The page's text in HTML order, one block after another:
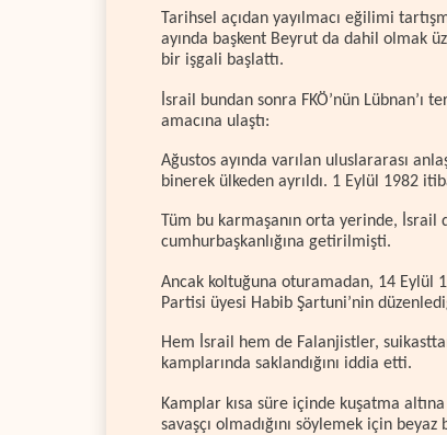
Tarihsel açıdan yayılmacı eğilimi
ayında başkent Beyrut da dahil olmak
bir işgali başlattı.
İsrail bundan sonra FKÖ’nün
amacına ulaştı:
Ağustos ayında varılan uluslararası
binerek ülkeden ayrıldı. 1 Eylül 1982
Tüm bu karmaşanın orta yerinde,
cumhurbaşkanlığına getirilmişti.
Ancak koltuğuna oturamadan, 14 Eylül
Partisi üyesi Habib Şartuni’nin
Hem İsrail hem de Falanjistler,
kamplarında saklandığını iddia etti.
Kamplar kısa süre içinde kuşatma
savaşçı olmadığını söylemek için